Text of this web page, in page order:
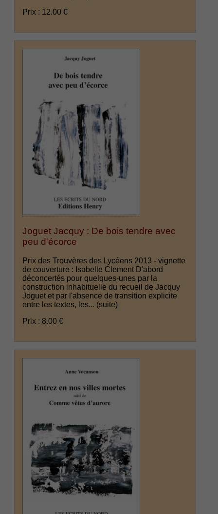
Prix : 12.00 €
Joguet Jacquy : De bois tendre avec
peu d'écorce
Prix des Trouvères des Lycéens 2013 - vignette
de couverture : Isabelle Clement D'abord
déconcertés pour quelques-unes par la
construction inhabituelle du recueil de Jacquy
Joguet et par l'absence de transition explicite
entre les textes, les... (suite)
Prix : 8.00 €